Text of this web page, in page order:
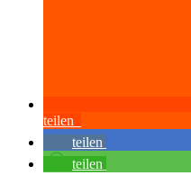
teilen
teilen
teilen